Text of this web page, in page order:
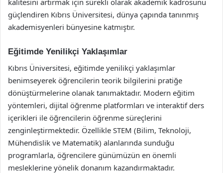
kalitesini artırmak için sürekli olarak akademik kadrosunu
güçlendiren Kıbrıs Üniversitesi, dünya çapında tanınmış
akademisyenleri bünyesine katmıştır.
Eğitimde Yenilikçi Yaklaşımlar
Kıbrıs Üniversitesi, eğitimde yenilikçi yaklaşımlar
benimseyerek öğrencilerin teorik bilgilerini pratiğe
dönüştürmelerine olanak tanımaktadır. Modern eğitim
yöntemleri, dijital öğrenme platformları ve interaktif ders
içerikleri ile öğrencilerin öğrenme süreçlerini
zenginleştirmektedir. Özellikle STEM (Bilim, Teknoloji,
Mühendislik ve Matematik) alanlarında sunduğu
programlarla, öğrencilere günümüzün en önemli
mesleklerine yönelik donanım kazandırmaktadır.